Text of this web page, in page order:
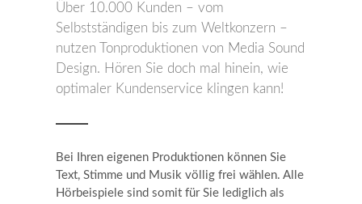
Über 10.000 Kunden – vom
Selbstständigen bis zum Weltkonzern –
nutzen Tonproduktionen von Media Sound
Design. Hören Sie doch mal hinein, wie
optimaler Kundenservice klingen kann!
Bei Ihren eigenen Produktionen können Sie
Text, Stimme und Musik völlig frei wählen. Alle
Hörbeispiele sind somit für Sie lediglich als